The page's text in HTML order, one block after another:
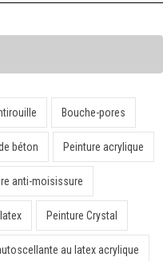
Bouche-pores
béton Peinture acrylique
anti-moisissure
Peinture Crystal
au latex acrylique